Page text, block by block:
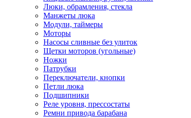
Люки, обрамления, стекла
Манжеты люка
Модули, таймеры
Моторы
Насосы сливные без улиток
Щетки моторов (угольные)
Ножки
Патрубки
Переключатели, кнопки
Петли люка
Подшипники
Реле уровня, прессостаты
Ремни привода барабана